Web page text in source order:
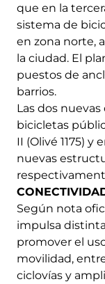
que en la
sistema de
en zona norte,
la ciudad. El
puestos de
barrios.
Las dos
bicicletas
II (Olivé 1175) y
nuevas
Según nota
impulsa
promover el
movilidad,
ciclovías y